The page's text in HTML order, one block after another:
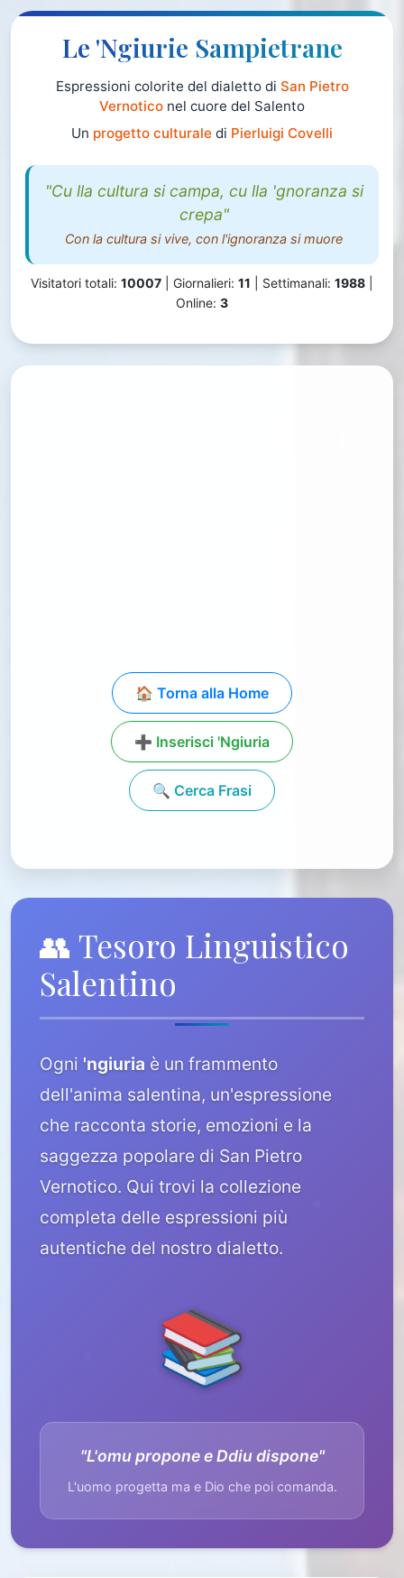
Le 'Ngiurie Sampietrane
Espressioni colorite del dialetto di San Pietro
Vernotico nel cuore del Salento
Un progetto culturale di Pierluigi Covelli
"Cu lla cultura si campa, cu lla 'gnoranza si
crepa"
Con la cultura si vive, con l'ignoranza si muore
Visitatori totali: 10007 | Giornalieri: 11 | Settimanali: 1988
Online: 3
🏠 Torna alla Home
➕ Inserisci 'Ngiuria
🔍 Cerca Frasi
👥 Tesoro Linguistico
Salentino
Ogni 'ngiuria è un frammento
dell'anima salentina, un'espressione
che racconta storie, emozioni e la
saggezza popolare di San Pietro
Vernotico. Qui trovi la collezione
completa delle espressioni più
autentiche del nostro dialetto.
📚
"L'omu propone e Ddiu dispone"
L'uomo progetta ma e Dio che poi comanda.